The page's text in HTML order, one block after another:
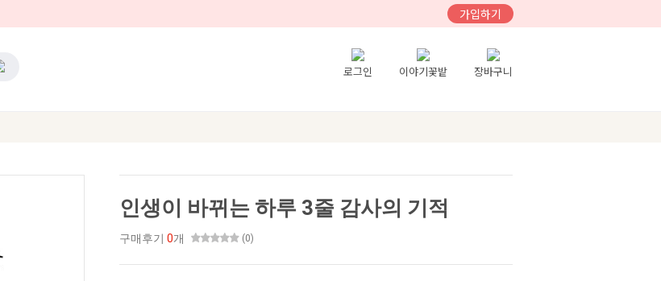
가입하기
로그인 이야기꽃밭 장바구니
인생이 바뀌는 하루 3줄 감사의 기적
구매후기 0개 (0)